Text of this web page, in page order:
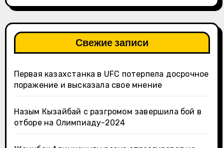
Свежие записи
Первая казахстанка в UFC потерпела досрочное
поражение и высказала свое мнение
Назым Кызайбай с разгромом завершила бой в
отборе на Олимпиаду-2024